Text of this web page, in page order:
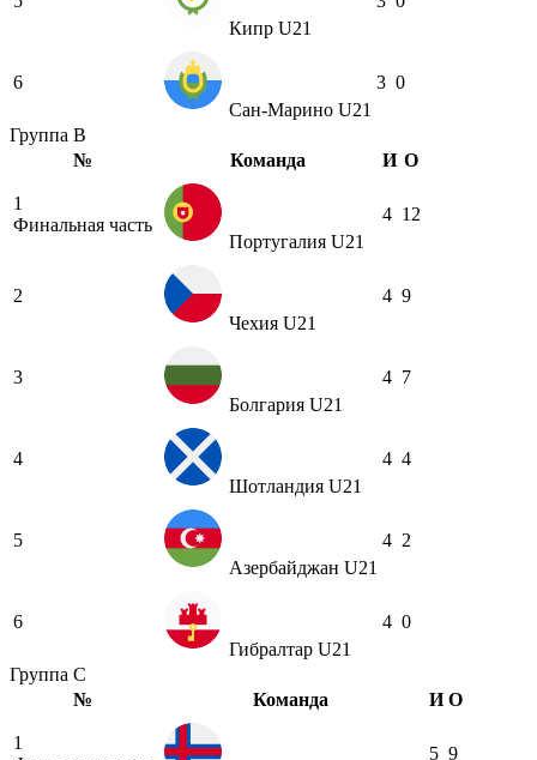
Кипр U21
6
Сан-Марино U21
3 0
Группа B
№
Команда И О
1
Финальная часть
Португалия U21
4 12
2
Чехия U21
4 9
3
Болгария U21
4 7
4
Шотландия U21
4 4
5
Азербайджан U21
4 2
6
Гибралтар U21
4 0
Группа C
№
Команда И О
1
5 9